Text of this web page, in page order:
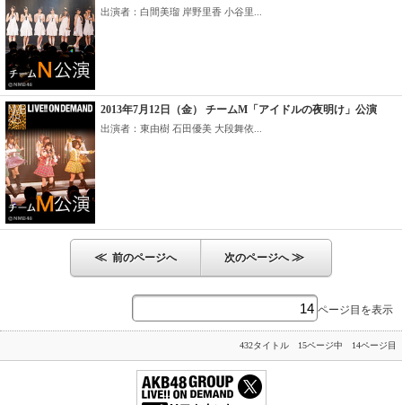
出演者：白間美瑠 岸野里香 小谷里...
2013年7月12日（金） チームM「アイドルの夜明け」公演
出演者：東由樹 石田優美 大段舞依...
≪ 前のページへ 次のページへ≫
ページ目を表示
432タイトル 15ページ中 14ページ目